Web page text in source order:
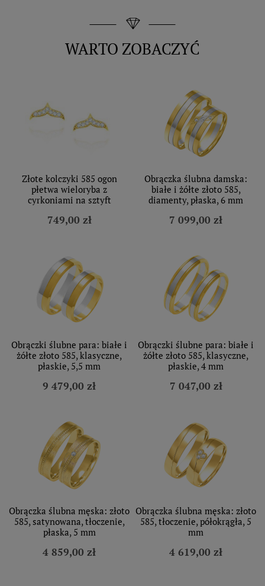
WARTO ZOBACZYĆ
Złote kolczyki 585 ogon
płetwa wieloryba z
cyrkoniami na sztyft
749,00 zł
Obrączka ślubna damska:
białe i żółte złoto 585,
diamenty, płaska, 6 mm
7 099,00 zł
Obrączki ślubne para: białe i
żółte złoto 585, klasyczne,
płaskie, 5,5 mm
9 479,00 zł
Obrączki ślubne para: białe i
żółte złoto 585, klasyczne,
płaskie, 4 mm
7 047,00 zł
Obrączka ślubna męska: złoto
585, satynowana, tłoczenie,
płaska, 5 mm
4 859,00 zł
Obrączka ślubna męska: złoto
585, tłoczenie, półokrągła, 5
mm
4 619,00 zł